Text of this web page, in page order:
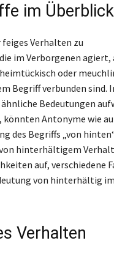
im Überblick
Verhalten zu
im Verborgenen agiert,
oder
Begriff verbunden sind.
Bedeutungen
Antonyme wie
des Begriffs „von
hinterhältigem
auf, verschiedene
von hinterhältig im
Verhalten